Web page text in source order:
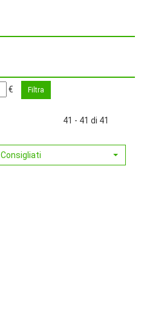
€
41 - 41 di 41
Consigliati